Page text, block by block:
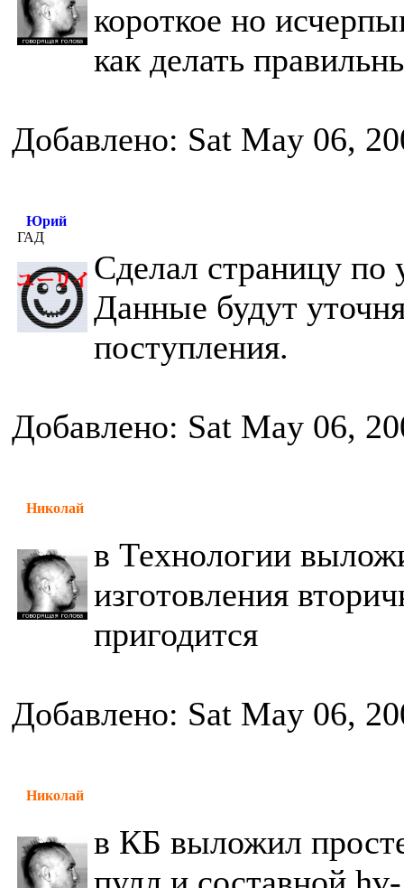
короткое но
как делать
Добавлено: Sat May 06,
Юрий
ГАД
Сделал страницу
Данные будут
поступления.
Добавлено: Sat May 06,
Николай
в Технологии
изготовления
пригодится
Добавлено: Sat May 06,
Николай
в КБ выложил